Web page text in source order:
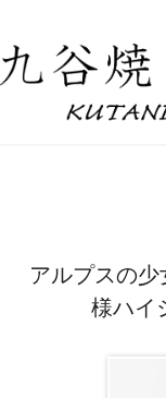
アルプスの
様ハイ